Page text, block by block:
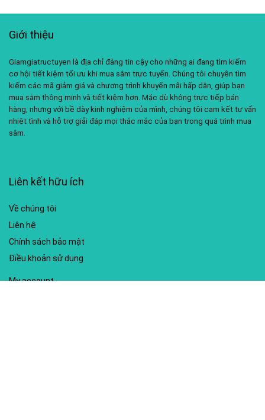
Giới thiệu
Giamgiatructuyen là địa chỉ đáng tin cậy cho những ai đang tìm kiếm
cơ hội tiết kiệm tối ưu khi mua sắm trực tuyến. Chúng tôi chuyên tìm
kiếm các mã giảm giá và chương trình khuyến mãi hấp dẫn, giúp bạn
mua sắm thông minh và tiết kiệm hơn. Mặc dù không trực tiếp bán
hàng, nhưng với bề dày kinh nghiệm của mình, chúng tôi cam kết tư vấn
nhiệt tình và hỗ trợ giải đáp mọi thắc mắc của bạn trong quá trình mua
sắm.
Liên kết hữu ích
Về chúng tôi
Liên hệ
Chính sách bảo mật
Điều khoản sử dụng
My account